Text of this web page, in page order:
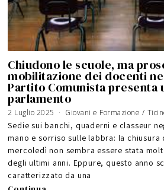
Chiudono le scuole, ma
mobilitazione dei docenti
Partito Comunista presenta
parlamento
2 Luglio 2025
M
a
g
g
o
2
0
2
6
Giovani e Formazione /
Sedie sui banchi, quaderni e classeur
mano e sorriso sulle labbra: la chiusura
mercoledì non sembra essere stata
degli ultimi anni. Eppure, questo anno
caratterizzato da una